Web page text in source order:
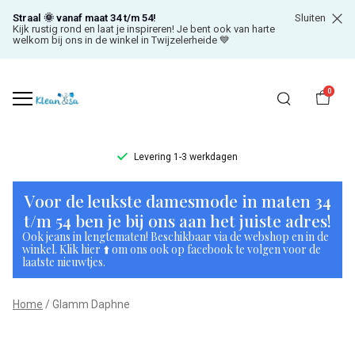
Straal 🌞 vanaf maat 34 t/m 54!
Kijk rustig rond en laat je inspireren! Je bent ook van harte
welkom bij ons in de winkel in Twijzelerheide 💙
Sluiten
0
Levering 1-3 werkdagen
Glamm
Daphne
Klean
&
Voor de leukste damesmode in maten 34
t/m 54 ben je bij ons aan het juiste adres!
Ook jeans in lengtematen! Beschikbaar via de webshop en in de
winkel. Klik hier ⬆️ om ons ook op facebook te volgen voor de
laatste nieuwtjes.
Home Glamm Daphne